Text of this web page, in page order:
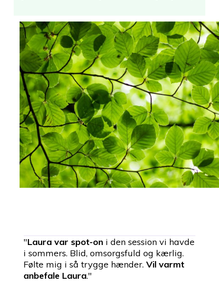
"Laura var spot-on i den session vi havde
i sommers. Blid, omsorgsfuld og kærlig.
Følte mig i så trygge hænder. Vil varmt
anbefale Laura."